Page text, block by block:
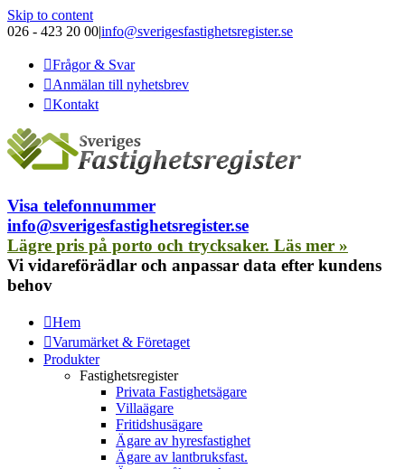
Skip to content
026 - 423 20 00|info@sverigesfastighetsregister.se
Frågor & Svar
Anmälan till nyhetsbrev
Kontakt
Visa telefonnummer
info@sverigesfastighetsregister.se
Lägre pris på porto och trycksaker. Läs mer »
Vi vidareförädlar och anpassar data efter kundens
behov
Hem
Varumärket & Företaget
Produkter
Fastighetsregister
Privata Fastighetsägare
Villaägare
Fritidshusägare
Ägare av hyresfastighet
Ägare av lantbruksfast.